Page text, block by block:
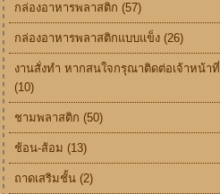
กล่องอาหารพลาสติก (57)
กล่องอาหารพลาสติกแบบแข็ง (26)
งานสั่งทำ หากสนใจกรุณาติดต่อเจ้าหน้าที่
(10)
ชามพลาสติก (50)
ช้อน-ส้อม (13)
ถาดเสริมชั้น (2)